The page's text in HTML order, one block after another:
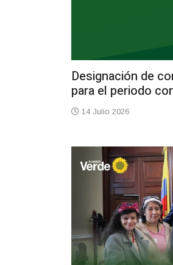
Designación de
para el periodo
14 Julio 2026